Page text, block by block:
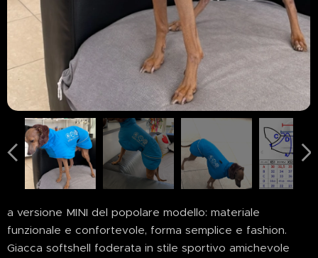
a versione MINI del popolare modello: materiale
funzionale e confortevole, forma semplice e fashion.
Giacca softshell foderata in stile sportivo amichevole